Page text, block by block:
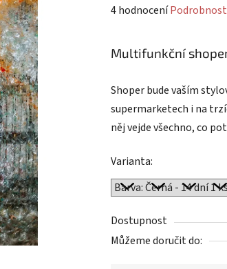
Průměrné
produktu
5,0
4 hodnocení
Multifunkční
Shoper bude vaším
supermarketech i na
něj vejde všechno, co
Varianta:
Dostupnost
Můžeme doručit do: